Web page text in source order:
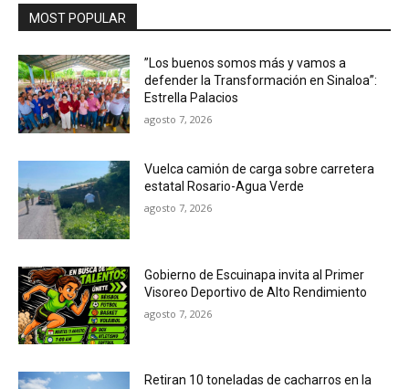
MOST POPULAR
”Los buenos somos más y vamos a
defender la Transformación en Sinaloa”:
Estrella Palacios
agosto 7, 2026
Vuelca camión de carga sobre carretera
estatal Rosario-Agua Verde
agosto 7, 2026
Gobierno de Escuinapa invita al Primer
Visoreo Deportivo de Alto Rendimiento
agosto 7, 2026
Retiran 10 toneladas de cacharros en la